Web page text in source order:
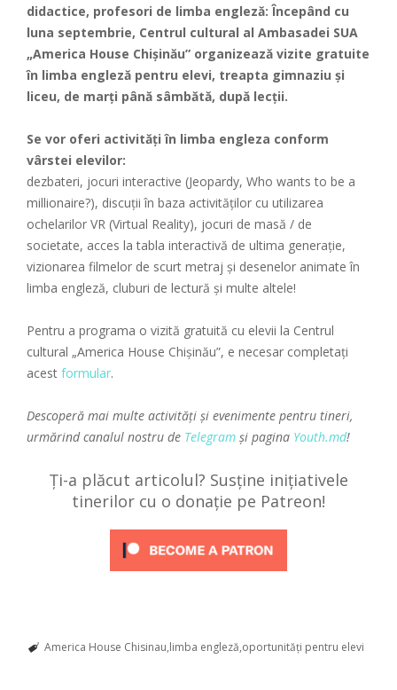
didactice, profesori de limba engleză: Începând cu
luna septembrie, Centrul cultural al Ambasadei SUA
„America House Chișinău” organizează vizite gratuite
în limba engleză pentru elevi, treapta gimnaziu și
liceu, de marți până sâmbătă, după lecții.
Se vor oferi activități în limba engleza conform
vârstei elevilor:
dezbateri, jocuri interactive (Jeopardy, Who wants to be a
millionaire?), discuții în baza activităților cu utilizarea
ochelarilor VR (Virtual Reality), jocuri de masă / de
societate, acces la tabla interactivă de ultima generație,
vizionarea filmelor de scurt metraj și desenelor animate în
limba engleză, cluburi de lectură și multe altele!
Pentru a programa o vizită gratuită cu elevii la Centrul
cultural „America House Chișinău”, e necesar completați
acest formular.
Descoperă mai multe activități și evenimente pentru tineri,
urmărind canalul nostru de Telegram și pagina Youth.md!
Ți-a plăcut articolul? Susține inițiativele
tinerilor cu o donație pe Patreon!
America House Chisinau limba engleză oportunități pentru elevi